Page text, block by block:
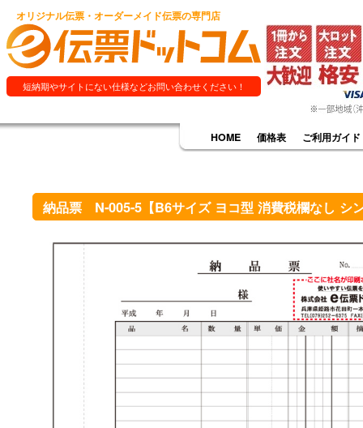
オリジナル伝票・オーダーメイド伝票の専門店
短納期やサイトにない仕様などお問い合わせください！
HOME 価格表 ご利用ガイド
納品票 N-005-5【B6サイズ ヨコ型 消費税欄なし シ